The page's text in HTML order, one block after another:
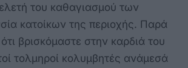
του καθαγιασμού των
κατοίκων της περιοχής. Παρά
βρισκόμαστε στην καρδιά του
τολμηροί κολυμβητές ανάμεσά